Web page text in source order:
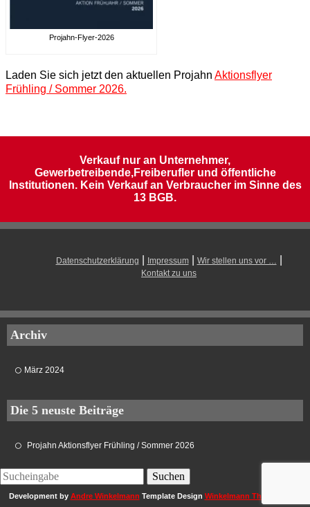
Projahn-Flyer-2026
Laden Sie sich jetzt den aktuellen Projahn Aktionsflyer
Frühling / Sommer 2026.
Verkauf nur an Unternehmer,
Gewerbetreibende,Freiberufler und öffentliche
Institutionen. Kein Verkauf an Verbraucher im Sinne des
13 BGB.
Datenschutzerklärung Impressum Wir stellen uns vor …
Kontakt zu uns
Archiv
März 2024
Die 5 neuste Beiträge
Projahn Aktionsflyer Frühling / Sommer 2026
Development by Andre Winkelmann Template Design Winkelmann Themes 2026